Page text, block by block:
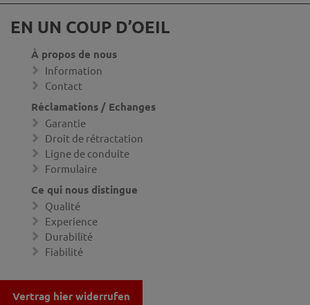
EN UN COUP D’OEIL
À propos de nous
Information
Contact
Réclamations / Echanges
Garantie
Droit de rétractation
Ligne de conduite
Formulaire
Ce qui nous distingue
Qualité
Experience
Durabilité
Fiabilité
Vertrag hier widerrufen